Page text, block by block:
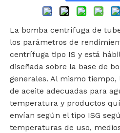
La bomba centrífuga de
los parámetros de
centrífuga tipo IS y está
diseñada sobre la base de
generales. Al mismo tiempo,
de aceite adecuadas para
temperatura y productos
envían según el tipo ISG
temperaturas de uso,